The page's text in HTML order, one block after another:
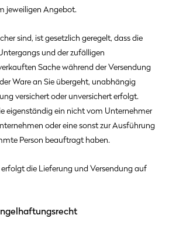
jeweiligen Angebot.
sind, ist gesetzlich geregelt, dass die
und der zufälligen
Sache während der Versendung
Ware an Sie übergeht, unabhängig
versichert oder unversichert erfolgt.
eigenständig ein nicht vom Unternehmer
oder eine sonst zur Ausführung
Person beauftragt haben.
die Lieferung und Versendung auf